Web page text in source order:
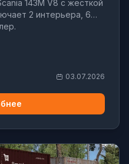
143M V8 с жесткой
2 интерьера, 6
03.07.2026